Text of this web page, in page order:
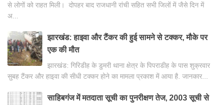
से लोगों को राहत मिली। दोपहर बाद राजधानी रांची सहित सभी जिलों में जैसे दिन में
अ...
झारखंड: हाइवा और टैंकर की हुई सामने से टक्कर, मौके पर
एक की मौत
झारखंड: गिरिडीह के डुमरी थाना क्षेत्र के पिपराडीह के पास शुक्रवार
सुबह टैंकर और हाइवा की सीधी टक्कर होने का मामला प्रकाश में आया है. जानकार...
साहिबगंज में मतदाता सूची का पुनरीक्षण तेज, 2003 सूची से